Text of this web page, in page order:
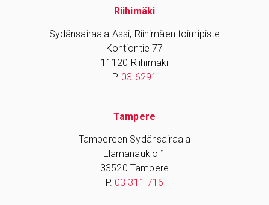
Riihimäki
Sydänsairaala Assi, Riihimäen toimipiste
Kontiontie 77
11120 Riihimäki
P. 03 6291
Tampere
Tampereen Sydänsairaala
Elämänaukio 1
33520 Tampere
P. 03 311 716